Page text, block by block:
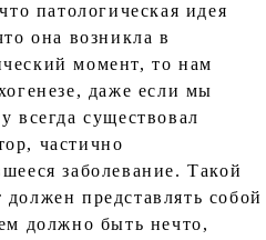
патологическая идея
она возникла в
момент, то нам
даже если мы
всегда существовал
частично
заболевание. Такой
представлять собой
должно быть нечто,